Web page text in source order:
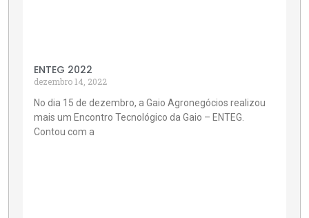
ENTEG 2022
dezembro 14, 2022
No dia 15 de dezembro, a Gaio Agronegócios realizou
mais um Encontro Tecnológico da Gaio – ENTEG.
Contou com a